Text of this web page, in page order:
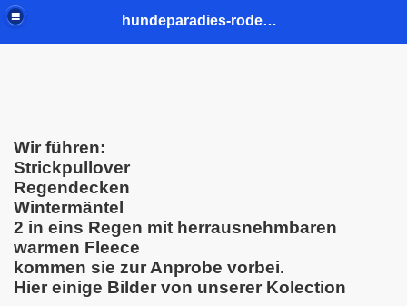
hundeparadies-rodenkirchen.de
Wir führen:
Strickpullover
Regendecken
Wintermäntel
2 in eins Regen mit herrausnehmbaren
warmen Fleece
kommen sie zur Anprobe vorbei.
Hier einige Bilder von unserer Kolection